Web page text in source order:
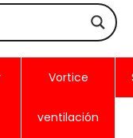
Vortice
ventilación